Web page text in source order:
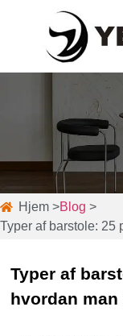
Hjem >Blog >
Typer af barstole:
Typer af
hvordan